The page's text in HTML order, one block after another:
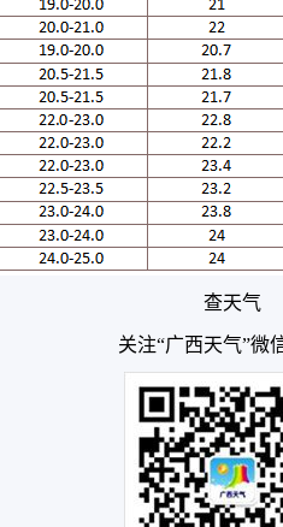
查天气
关注“广西天气”微